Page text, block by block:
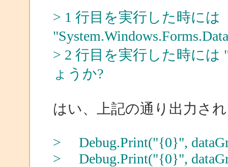
> 1 行目を実行した時には
> 2 行目を実行した時に
ょうか?
はい、上記の通り出力さ
> Debug.Print("{0}",
> Debug.Print("{0}",